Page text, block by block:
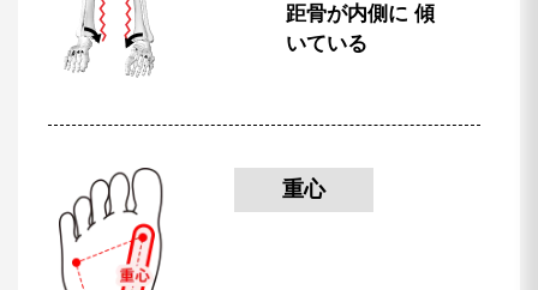
距骨が内側に 傾
いている
重心